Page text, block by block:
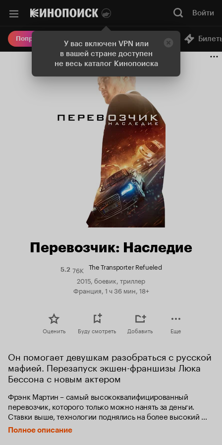
У вас включен VPN или
в вашей стране доступен
не весь каталог Кинопоиска
Войти
Попробовать Плюс Онлайн-кинотеатр
Перевозчик: Наследие
5.2Рейтинг
Кинопоиска
76K The Transporter Refueled
2015, боевик, триллер
Франция, 1 ч 36 мин, 18+
Оценить Буду смотреть Добавить Еще
Он помогает девушкам разобраться с русской
мафией. Перезапуск экшен-франшизы Люка
Бессона с новым актером
Фрэнк Мартин – самый высококвалифицированный
перевозчик, которого только можно нанять за деньги.
Ставки выше, технологии поднялись на более высокий
уровень, но правила те же: никогда не изменять условия
сделки, никаких имен и никогда не открывать груз.
Полное описание